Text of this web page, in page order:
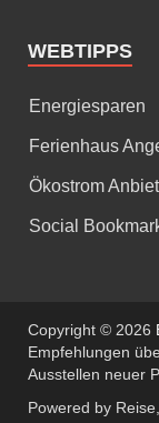
WEBTIPPS
Energiesparen
Ferienhaus
Ökostrom
Social
Copyright © 2026
Empfehlungen
Ausstellen neuer
Powered by